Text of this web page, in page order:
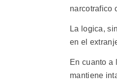
narcotrafico
La logica,
en el
En cuanto a
mantiene